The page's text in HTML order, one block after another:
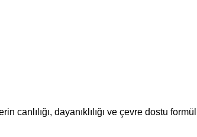
dayanıklılığı ve çevre dostu